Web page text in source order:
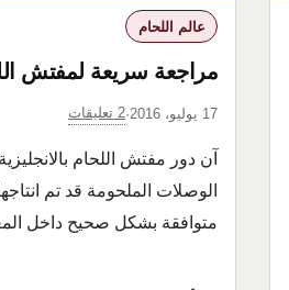
عالم اللحام
مراجعة سريعة لمفتش
17 يوليو، 2016 ·2 تعليقات
الوصلات الملحومة قد تم
متوافقة بشكل صحيح داخل